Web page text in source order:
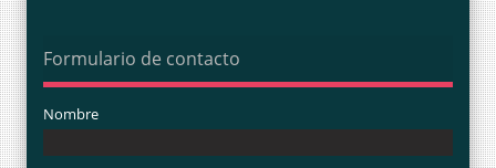
Formulario de contacto
Nombre